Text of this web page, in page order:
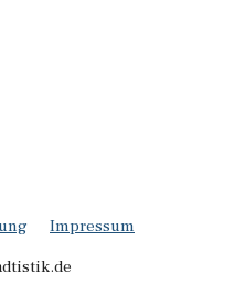
Impressum